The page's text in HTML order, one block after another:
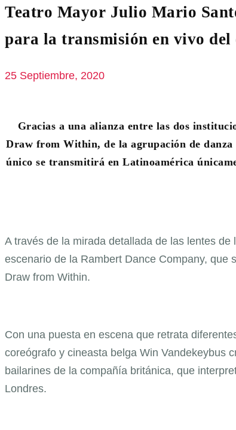
Teatro Mayor Julio Mario
para la transmisión en vivo
25 Septiembre, 2020
Gracias a una alianza entre las dos
Draw from Within, de la agrupación de
único se transmitirá en Latinoamérica
A través de la mirada detallada de las lentes
escenario de la Rambert Dance Company, que
Draw from Within.
Con una puesta en escena que retrata
coreógrafo y cineasta belga Win Vandekeybus
bailarines de la compañía británica, que
Londres.